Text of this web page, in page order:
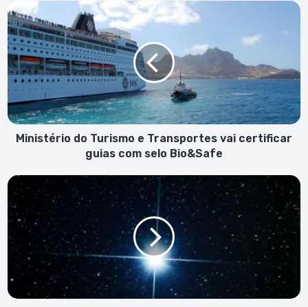
Ministério
do
Turismo
e
Transportes
vai
certificar
guias
com
selo
Ministério do Turismo e Transportes vai certificar
guias com selo Bio&Safe
“Estrela
de
Natal”:
Júpiter
e
Saturno
visíveis
a
partir